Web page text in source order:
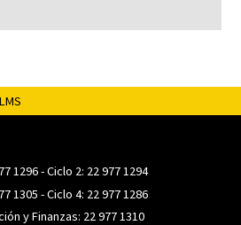
1296- Ciclo 2: 22 977 1294
1305 - Ciclo 4: 22 977 1286
y Finanzas: 22 977 1310